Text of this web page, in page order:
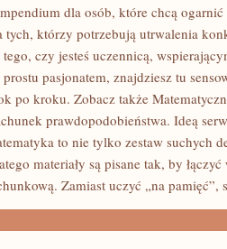
dla osób, które chcą
tych, którzy potrzebują utrwalenia
tego, czy jesteś uczennicą,
pasjonatem, znajdziesz tu
po kroku. Zobacz także
prawdopodobieństwa. Ideą
to nie tylko zestaw suchych
materiały są pisane tak, by
Zamiast uczyć „na pamięć”,